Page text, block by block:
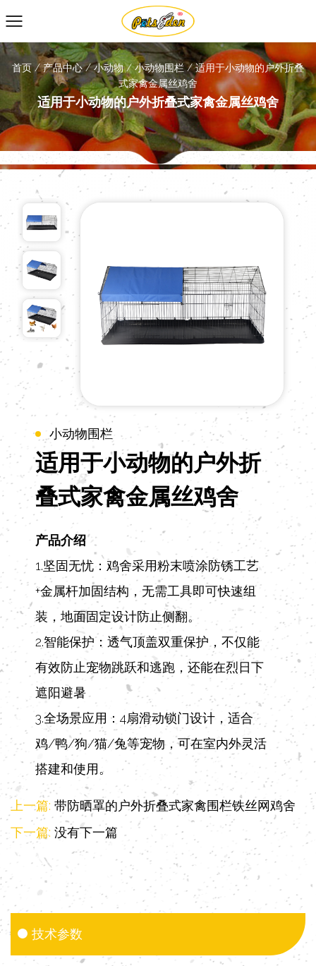
首页/产品中心/小动物/小动物围栏/适用于小动物的户外折叠
式家禽金属丝鸡舍
适用于小动物的户外折叠式家禽金属丝鸡舍
小动物围栏
适用于小动物的户外折
叠式家禽金属丝鸡舍
产品介绍
1.坚固无忧：鸡舍采用粉末喷涂防锈工艺
+金属杆加固结构，无需工具即可快速组
装，地面固定设计防止侧翻。
2.智能保护：透气顶盖双重保护，不仅能
有效防止宠物跳跃和逃跑，还能在烈日下
遮阳避暑
3.全场景应用：4扇滑动锁门设计，适合
鸡/鸭/狗/猫/兔等宠物，可在室内外灵活
搭建和使用。
上一篇: 带防晒罩的户外折叠式家禽围栏铁丝网鸡舍
下一篇: 没有下一篇
技术参数